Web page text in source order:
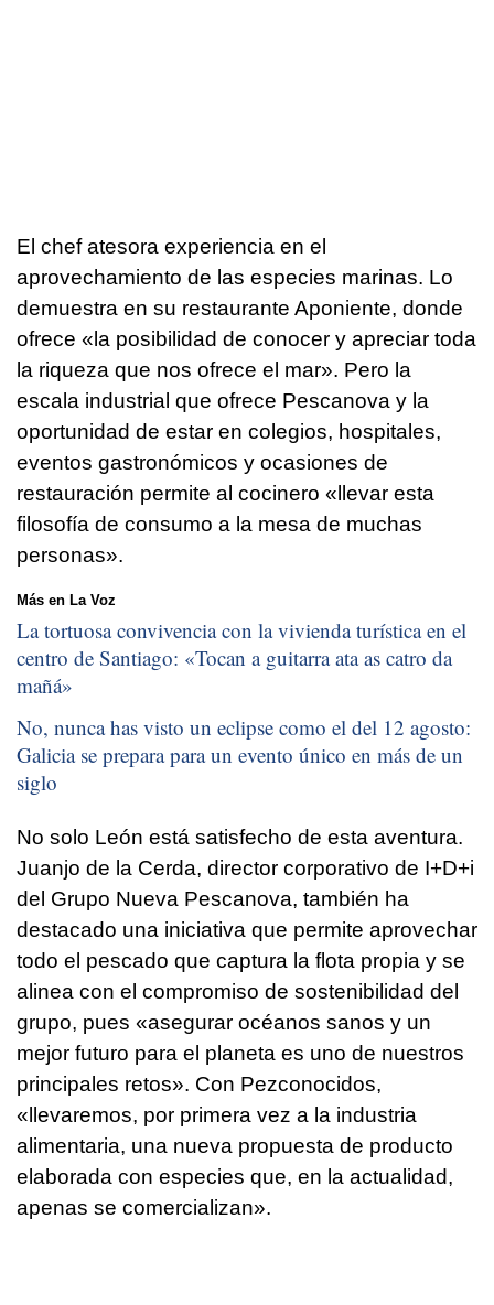
El chef atesora experiencia en el
aprovechamiento de las especies marinas. Lo
demuestra en su restaurante Aponiente, donde
ofrece «la posibilidad de conocer y apreciar toda
la riqueza que nos ofrece el mar». Pero la
escala industrial que ofrece Pescanova y la
oportunidad de estar en colegios, hospitales,
eventos gastronómicos y ocasiones de
restauración permite al cocinero «llevar esta
filosofía de consumo a la mesa de muchas
personas».
Más en La Voz
La tortuosa convivencia con la vivienda turística en el
centro de Santiago: «Tocan a guitarra ata as catro da
mañá»
No, nunca has visto un eclipse como el del 12 agosto:
Galicia se prepara para un evento único en más de un
siglo
No solo León está satisfecho de esta aventura.
Juanjo de la Cerda, director corporativo de I+D+i
del Grupo Nueva Pescanova, también ha
destacado una iniciativa que permite aprovechar
todo el pescado que captura la flota propia y se
alinea con el compromiso de sostenibilidad del
grupo, pues «asegurar océanos sanos y un
mejor futuro para el planeta es uno de nuestros
principales retos». Con Pezconocidos,
«llevaremos, por primera vez a la industria
alimentaria, una nueva propuesta de producto
elaborada con especies que, en la actualidad,
apenas se comercializan».